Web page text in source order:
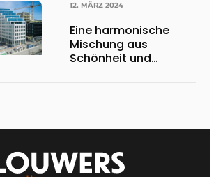
12. MÄRZ 2024
Eine harmonische
Mischung aus
Schönheit und